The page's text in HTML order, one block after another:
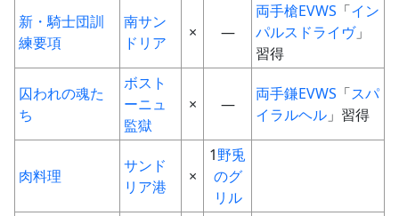
新・騎士団訓
練要項
南サン
ドリア
× ―
両手槍EVWS 「イン
パルスドライヴ」
習得
囚われの魂た
ち
ボスト
ーニュ
監獄
× ―
両手鎌EVWS 「スパ
イラルヘル 」習得
肉料理
サンド
リア港
×
1野兎
のグ
リル